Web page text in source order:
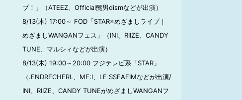
ブ！」（ATEEZ、Official髭男dismなどが出演）
8/13(木) 17:00～ FOD「STAR×めざましライブ｜
めざましWANGANフェス」（INI、RIIZE、CANDY
TUNE、マルシィなどが出演）
8/13(木) 19:00～20:00 フジテレビ系「STAR」
（.ENDRECHERI.、ME:I、LE SSEAFIMなどが出演/
INI、RIIZE、CANDY TUNEがめざましWANGANフ